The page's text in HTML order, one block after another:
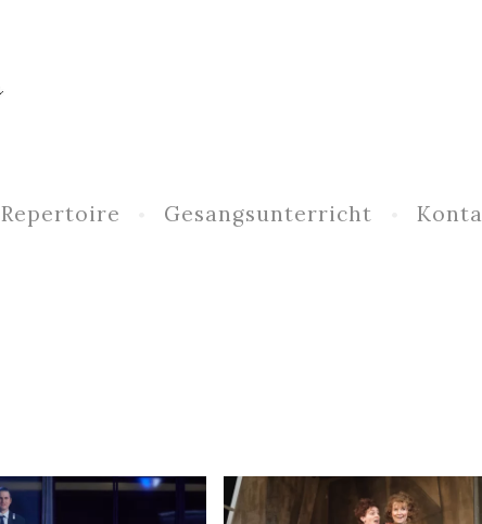
Repertoire Gesangsunterricht